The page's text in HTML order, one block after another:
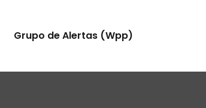
Grupo de Alertas (Wpp)